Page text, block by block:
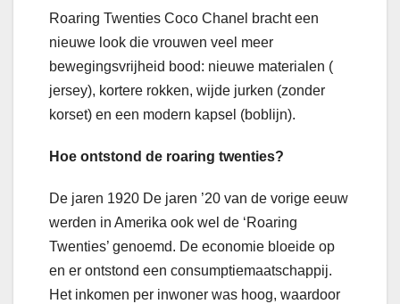
Roaring Twenties Coco Chanel bracht een
nieuwe look die vrouwen veel meer
bewegingsvrijheid bood: nieuwe materialen (
jersey), kortere rokken, wijde jurken (zonder
korset) en een modern kapsel (boblijn).
Hoe ontstond de roaring twenties?
De jaren 1920 De jaren ’20 van de vorige eeuw
werden in Amerika ook wel de ‘Roaring
Twenties’ genoemd. De economie bloeide op
en er ontstond een consumptiemaatschappij.
Het inkomen per inwoner was hoog, waardoor